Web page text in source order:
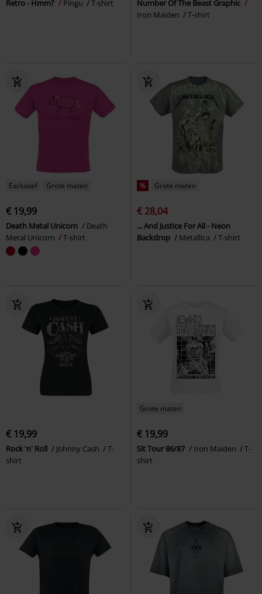
Retro - Hmm? Pingu T-shirt
Number Of The Beast Graphic
Iron Maiden
T-shirt
Exclusief Grote maten
€ 19,99
Death Metal Unicorn
Death
Metal Unicorn
T-shirt
% Grote maten
€ 28,04
... And Justice For All - Neon
Backdrop
Metallica T-shirt
€ 19,99
Rock 'n' Roll Johnny Cash
T-
shirt
Grote maten
€ 19,99
Sit Tour 86/87 Iron Maiden
T-
shirt